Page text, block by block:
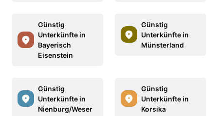
Günstig
Unterkünfte in
Bayerisch
Eisenstein
Günstig
Unterkünfte in
Münsterland
Günstig
Unterkünfte in
Nienburg/Weser
Günstig
Unterkünfte in
Korsika